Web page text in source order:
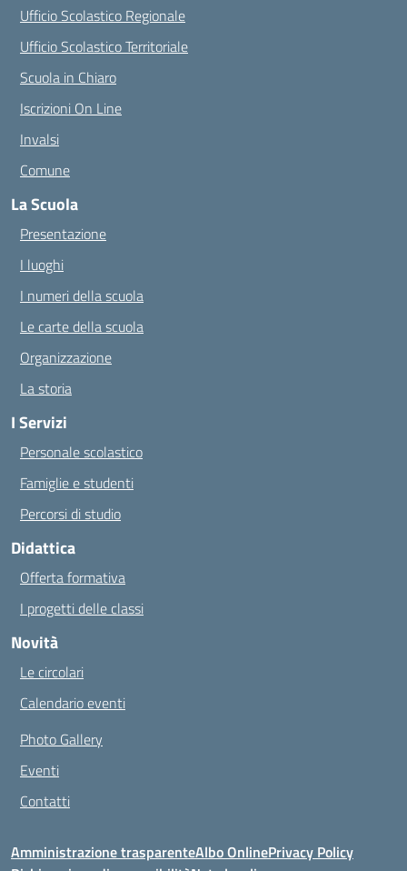
Ufficio Scolastico Regionale
Ufficio Scolastico Territoriale
Scuola in Chiaro
Iscrizioni On Line
Invalsi
Comune
La Scuola
Presentazione
I luoghi
I numeri della scuola
Le carte della scuola
Organizzazione
La storia
I Servizi
Personale scolastico
Famiglie e studenti
Percorsi di studio
Didattica
Offerta formativa
I progetti delle classi
Novità
Le circolari
Calendario eventi
Photo Gallery
Eventi
Contatti
Amministrazione trasparenteAlbo OnlinePrivacy Policy